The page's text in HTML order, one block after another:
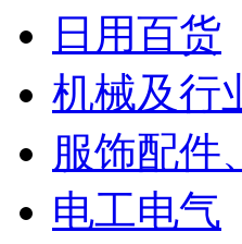
日用百货
机械及行
服饰配件
电工电气